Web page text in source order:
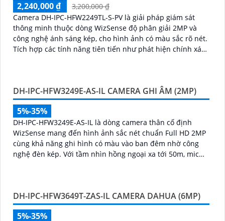
2,240,000 ₫
3,200,000 ₫
Camera DH-IPC-HFW2249TL-S-PV là giải pháp giám sát
thông minh thuộc dòng WizSense độ phân giải 2MP và
công nghệ ánh sáng kép, cho hình ảnh có màu sắc rõ nét.
Tích hợp các tính năng tiên tiến như phát hiện chính xác
ngoài trời
DH-IPC-HFW3249E-AS-IL CAMERA GHI ÂM (2MP)
5%-35%
DH-IPC-HFW3249E-AS-IL là dòng camera thân cố định
WizSense mang đến hình ảnh sắc nét chuẩn Full HD 2MP
cùng khả năng ghi hình có màu vào ban đêm nhờ công
nghệ đèn kép. Với tầm nhìn hồng ngoại xa tới 50m, mic
nước IP67 giá rẻ
DH-IPC-HFW3649T-ZAS-IL CAMERA DAHUA (6MP)
5%-35%